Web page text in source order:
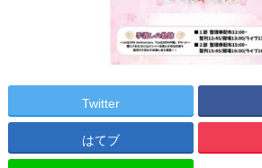
Twitter
はてブ